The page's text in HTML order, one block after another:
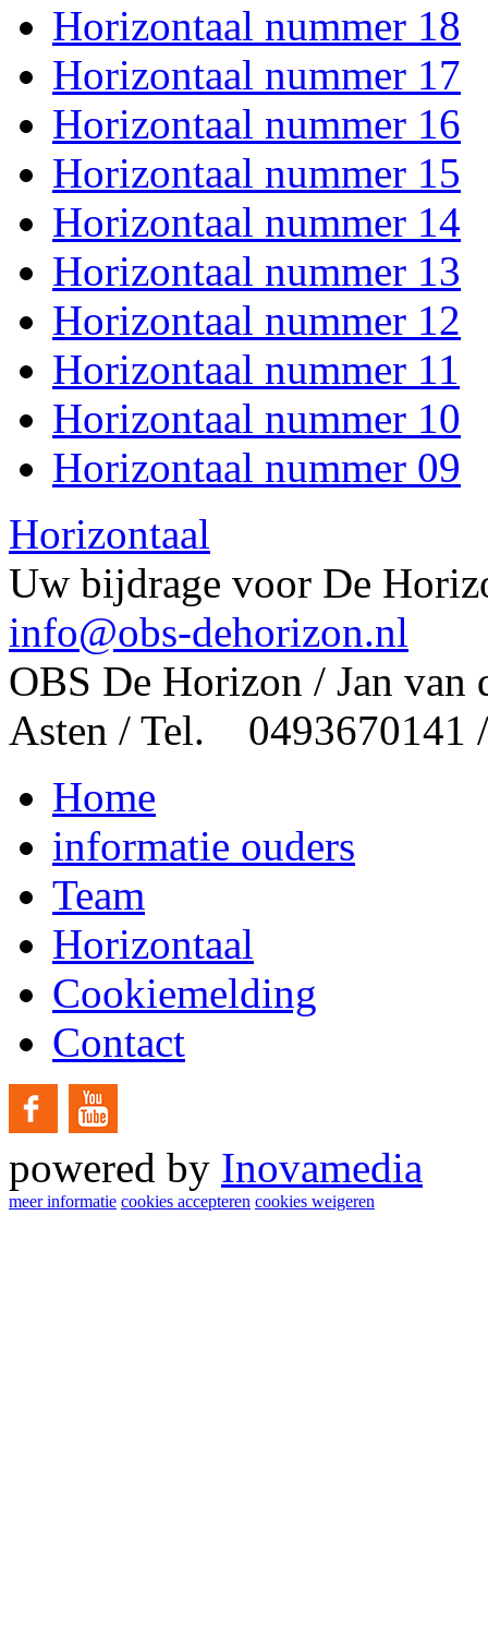
Horizontaal nummer 18
Horizontaal nummer 17
Horizontaal nummer 16
Horizontaal nummer 15
Horizontaal nummer 14
Horizontaal nummer 13
Horizontaal nummer 12
Horizontaal nummer 11
Horizontaal nummer 10
Horizontaal nummer 09
Horizontaal
Uw bijdrage voor De
info@obs-dehorizon.nl
OBS De Horizon / Jan van
Asten / Tel. 0493670141
Home
informatie ouders
Team
Horizontaal
Cookiemelding
Contact
powered by Inovamedia
meer informatie cookies accepteren cookies weigeren